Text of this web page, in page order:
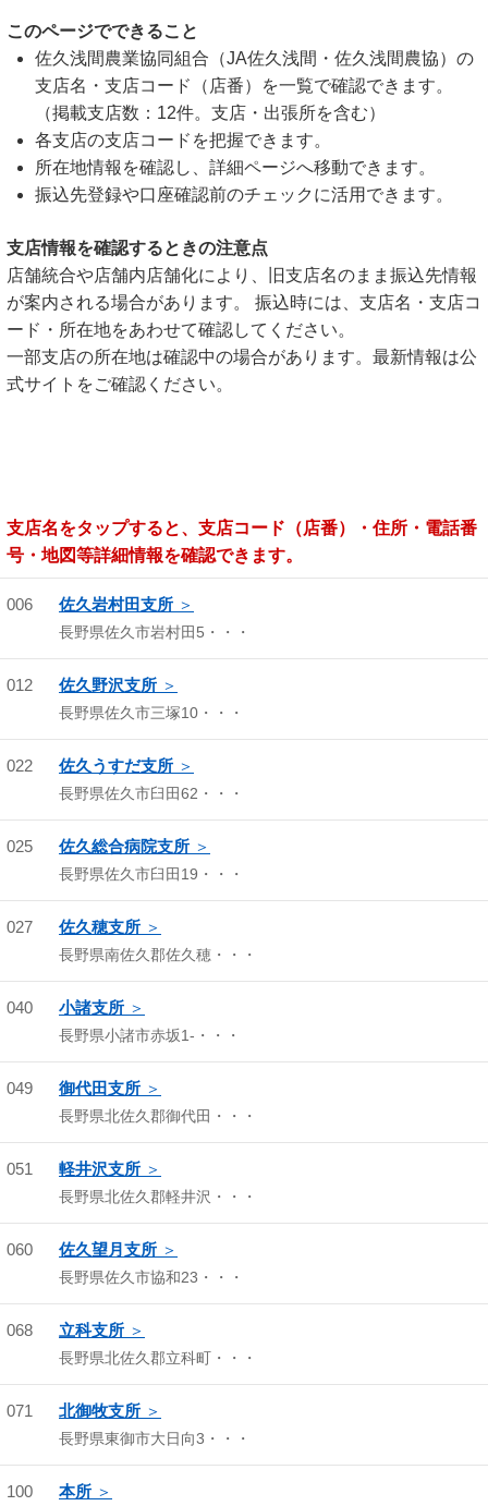
このページでできること
佐久浅間農業協同組合（JA佐久浅間・佐久浅間農協）の
支店名・支店コード（店番）を一覧で確認できます。
（掲載支店数：12件。支店・出張所を含む）
各支店の支店コードを把握できます。
所在地情報を確認し、詳細ページへ移動できます。
振込先登録や口座確認前のチェックに活用できます。
支店情報を確認するときの注意点
店舗統合や店舗内店舗化により、旧支店名のまま振込先情報
が案内される場合があります。 振込時には、支店名・支店コ
ード・所在地をあわせて確認してください。
一部支店の所在地は確認中の場合があります。最新情報は公
式サイトをご確認ください。
支店名をタップすると、支店コード（店番）・住所・電話番
号・地図等詳細情報を確認できます。
006 佐久岩村田支所
長野県佐久市岩村田5・・・
012 佐久野沢支所
長野県佐久市三塚10・・・
022 佐久うすだ支所
長野県佐久市臼田62・・・
025 佐久総合病院支所
長野県佐久市臼田19・・・
027 佐久穂支所
長野県南佐久郡佐久穂・・・
040 小諸支所
長野県小諸市赤坂1-・・・
049 御代田支所
長野県北佐久郡御代田・・・
051 軽井沢支所
長野県北佐久郡軽井沢・・・
060 佐久望月支所
長野県佐久市協和23・・・
068 立科支所
長野県北佐久郡立科町・・・
071 北御牧支所
長野県東御市大日向3・・・
100 本所